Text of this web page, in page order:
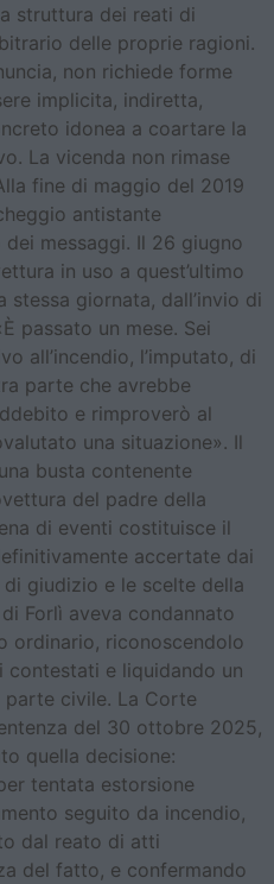
struttura dei reati di
delle proprie ragioni.
non richiede forme
implicita, indiretta,
idonea a coartare la
La vicenda non rimase
fine di maggio del 2019
antistante
dei messaggi. Il 26 giugno
in uso a quest’ultimo
giornata, dall’invio di
passato un mese. Sei
all’incendio, l’imputato, di
parte che avrebbe
e rimproverò al
una situazione». Il
busta contenente
del padre della
di eventi costituisce il
accertate dai
giudizio e le scelte della
Forlì aveva condannato
ordinario, riconoscendolo
e liquidando un
civile. La Corte
del 30 ottobre 2025,
quella decisione:
tentata estorsione
seguito da incendio,
dal reato di atti
del fatto, e confermando